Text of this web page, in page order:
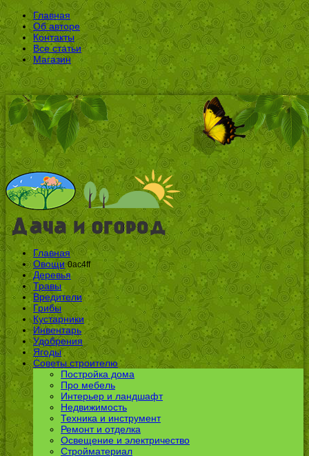
Главная
Об авторе
Контакты
Все статьи
Магазин
Главная
Овощи 0ac4ff
Деревья
Травы
Вредители
Грибы
Кустарники
Инвентарь
Удобрения
Ягоды
Советы строителю
Постройка дома
Про мебель
Интерьер и ландшафт
Недвижимость
Техника и инструмент
Ремонт и отделка
Освещение и электричество
Стройматериал